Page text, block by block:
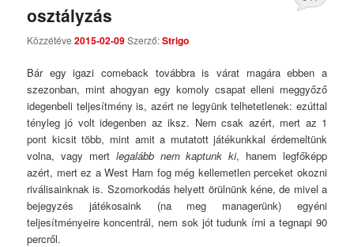
osztályzás
Közzétéve2015-02-09Szerző:Strigo
Bár egy igazi comeback továbbra is várat magára ebben a
szezonban, mint ahogyan egy komoly csapat elleni meggyőző
idegenbeli teljesítmény is, azért ne legyünk telhetetlenek: ezúttal
tényleg jó volt idegenben az iksz. Nem csak azért, mert az 1
pont kicsit több, mint amit a mutatott játékunkkal érdemeltünk
volna, vagy mertlegalább nem kaptunk ki, hanem legfőképp
azért, mert ez a West Ham fog még kellemetlen perceket okozni
riválisainknak is. Szomorkodás helyett örülnünk kéne, de mivel a
bejegyzés játékosaink (na meg managerünk) egyéni
teljesítményeire koncentrál, nem sok jót tudunk írni a tegnapi 90
percről.